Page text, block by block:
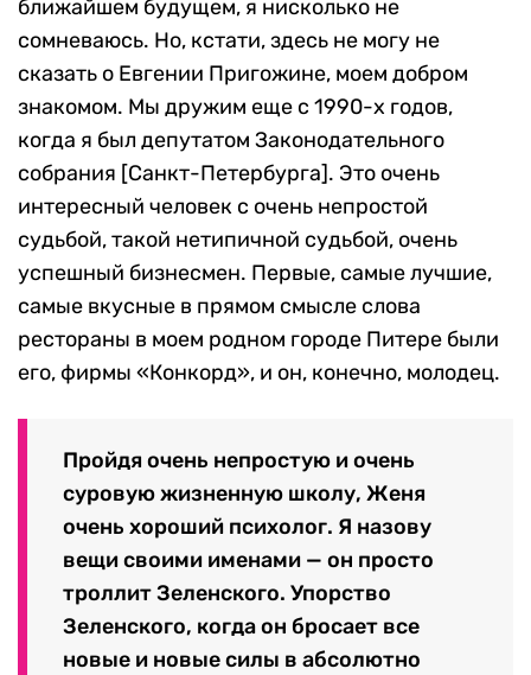
ближайшем будущем, я нисколько не
сомневаюсь. Но, кстати, здесь не могу не
сказать о Евгении Пригожине, моем добром
знакомом. Мы дружим еще с 1990-х годов,
когда я был депутатом Законодательного
собрания [Санкт-Петербурга]. Это очень
интересный человек с очень непростой
судьбой, такой нетипичной судьбой, очень
успешный бизнесмен. Первые, самые лучшие,
самые вкусные в прямом смысле слова
рестораны в моем родном городе Питере были
его, фирмы «Конкорд», и он, конечно, молодец.
Пройдя очень непростую и очень
суровую жизненную школу, Женя
очень хороший психолог. Я назову
вещи своими именами — он просто
троллит Зеленского. Упорство
Зеленского, когда он бросает все
новые и новые силы в абсолютно